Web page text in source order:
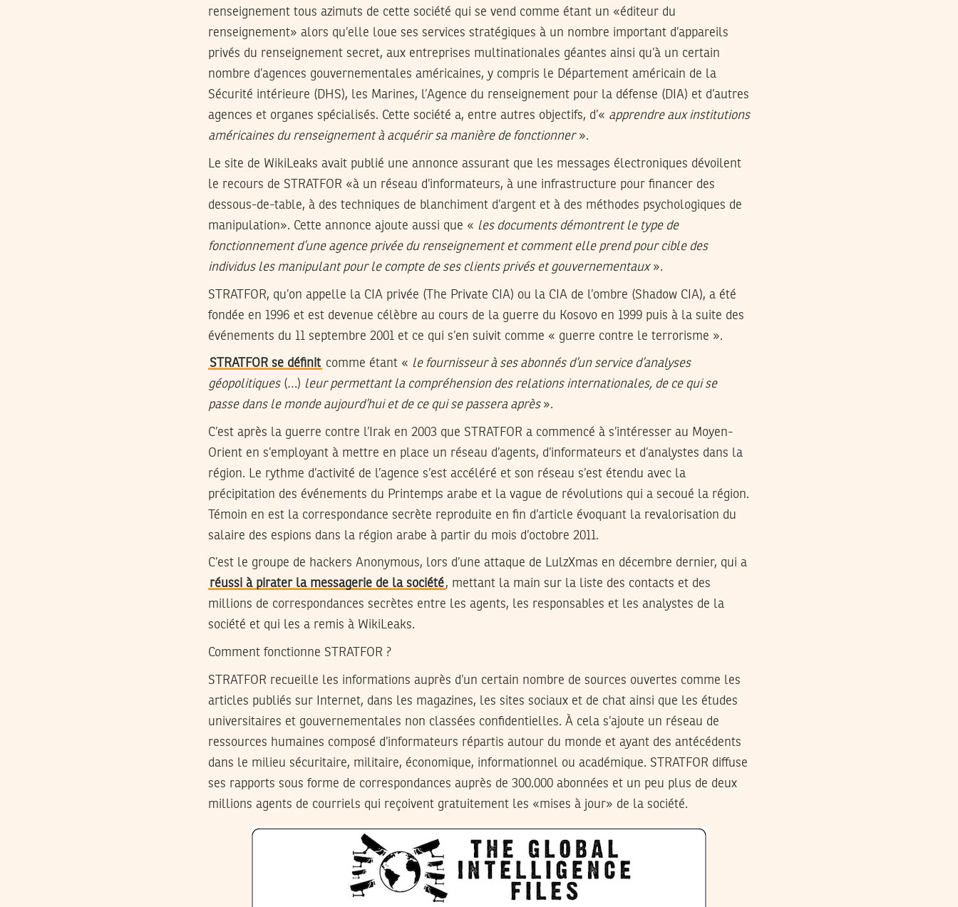
renseignement tous azimuts de cette société qui se vend comme étant un «éditeur du
renseignement» alors qu’elle loue ses services stratégiques à un nombre important d’appareils
privés du renseignement secret, aux entreprises multinationales géantes ainsi qu’à un certain
nombre d’agences gouvernementales américaines, y compris le Département américain de la
Sécurité intérieure (DHS), les Marines, l’Agence du renseignement pour la défense (DIA) et d’autres
agences et organes spécialisés. Cette société a, entre autres objectifs, d’« apprendre aux institutions
américaines du renseignement à acquérir sa manière de fonctionner».
Le site de WikiLeaks avait publié une annonce assurant que les messages électroniques dévoilent
le recours de STRATFOR «à un réseau d’informateurs, à une infrastructure pour financer des
dessous-de-table, à des techniques de blanchiment d’argent et à des méthodes psychologiques de
manipulation». Cette annonce ajoute aussi que « les documents démontrent le type de
fonctionnement d’une agence privée du renseignement et comment elle prend pour cible des
individus les manipulant pour le compte de ses clients privés et gouvernementaux».
STRATFOR, qu’on appelle la CIA privée (The Private CIA) ou la CIA de l’ombre (Shadow CIA), a été
fondée en 1996 et est devenue célèbre au cours de la guerre du Kosovo en 1999 puis à la suite des
événements du 11 septembre 2001 et ce qui s’en suivit comme « guerre contre le terrorisme ».
STRATFOR se définit comme étant « le fournisseur à ses abonnés d’un service d’analyses
géopolitiques(…) leur permettant la compréhension des relations internationales, de ce qui se
passe dans le monde aujourd’hui et de ce qui se passera après ».
C’est après la guerre contre l’Irak en 2003 que STRATFOR a commencé à s’intéresser au Moyen-
Orient en s’employant à mettre en place un réseau d’agents, d’informateurs et d’analystes dans la
région. Le rythme d’activité de l’agence s’est accéléré et son réseau s’est étendu avec la
précipitation des événements du Printemps arabe et la vague de révolutions qui a secoué la région.
Témoin en est la correspondance secrète reproduite en fin d’article évoquant la revalorisation du
salaire des espions dans la région arabe à partir du mois d’octobre 2011.
C’est le groupe de hackers Anonymous, lors d’une attaque de LulzXmas en décembre dernier, qui a
réussi à pirater la messagerie de la société, mettant la main sur la liste des contacts et des
millions de correspondances secrètes entre les agents, les responsables et les analystes de la
société et qui les a remis à WikiLeaks.
Comment fonctionne STRATFOR ?
STRATFOR recueille les informations auprès d’un certain nombre de sources ouvertes comme les
articles publiés sur Internet, dans les magazines, les sites sociaux et de chat ainsi que les études
universitaires et gouvernementales non classées confidentielles. À cela s’ajoute un réseau de
ressources humaines composé d’informateurs répartis autour du monde et ayant des antécédents
dans le milieu sécuritaire, militaire, économique, informationnel ou académique. STRATFOR diffuse
ses rapports sous forme de correspondances auprès de 300.000 abonnées et un peu plus de deux
millions agents de courriels qui reçoivent gratuitement les «mises à jour» de la société.